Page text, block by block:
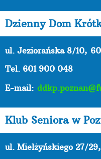
Dzienny Dom
ul. Jeziorańska 8/10,
Tel. 601 900 048
E-mail:
Klub Seniora w
ul. Mielżyńskiego 27/